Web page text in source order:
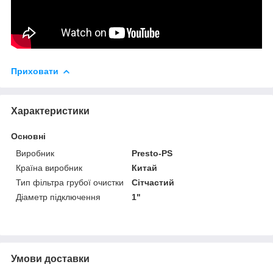
Приховати
Характеристики
Основні
Виробник
Presto-PS
Країна виробник
Китай
Тип фільтра грубої очистки
Сітчастий
Діаметр підключення
1"
Умови доставки